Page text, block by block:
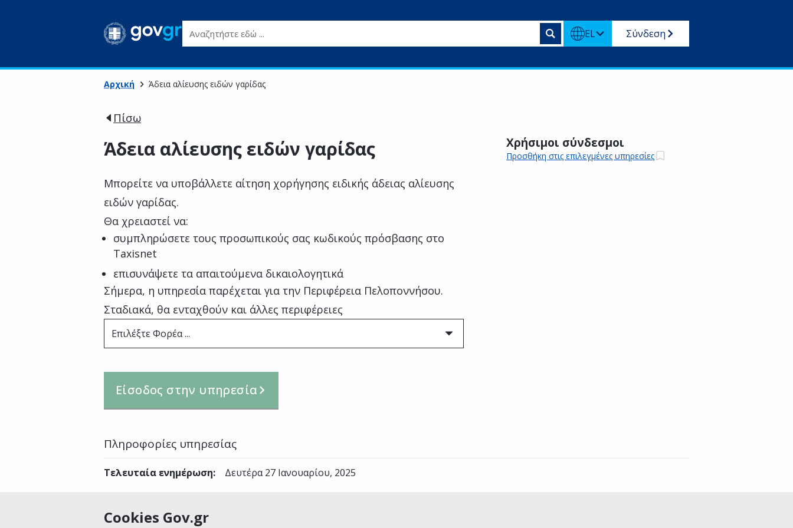
Cookies Gov.gr
Αναζητήστε εδώ ... EL Σύνδεση
Αρχική Άδεια αλίευσης ειδών γαρίδας
Πίσω
Άδεια αλίευσης ειδών γαρίδας
Μπορείτε να υποβάλλετε αίτηση χορήγησης ειδικής άδειας αλίευσης
ειδών γαρίδας.
Θα χρειαστεί να:
συμπληρώσετε τους προσωπικούς σας κωδικούς πρόσβασης στο
Taxisnet
επισυνάψετε τα απαιτούμενα δικαιολογητικά
Σήμερα, η υπηρεσία παρέχεται για την Περιφέρεια Πελοποννήσου.
Σταδιακά, θα ενταχθούν και άλλες περιφέρειες
Επιλέξτε Φορέα ...
Είσοδος στην υπηρεσία
Χρήσιμοι σύνδεσμοι
Προσθήκη στις επιλεγμένες υπηρεσίες
Πληροφορίες υπηρεσίας
Τελευταία ενημέρωση: Δευτέρα 27 Ιανουαρίου, 2025